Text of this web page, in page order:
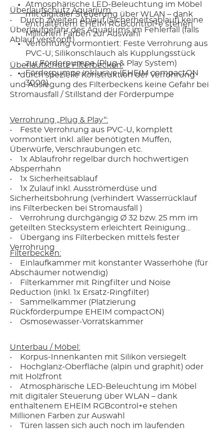
Atmosphärische LED-Beleuchtung im Möbel
mit digitaler Steuerung über WLAN – dank
enthaltenem EHEIM RGBcontrol+e stehen
Millionen Farben zur Auswahl
Verrohrung vormontiert: Feste Verrohrung aus
PVC-U; Silikonschlauch als Kupplungsstück
zur Förderpumpe (Plug & Play System)
Förderpumpe inklusive (EHEIM compactON
3000)
Überlaufschutz Aquarium:
• Durch zweiten Ablauf (Sicherheitsablauf) keine
Überlaufgefahr des Aquariums im Fehlerfall (falls
Ablauf verstopft)
Überlaufschutz Filterbecken:
• durch spezielle Konstruktion der Verrohrung
und Auslegung des Filterbeckens keine Gefahr bei
Stromausfall / Stillstand der Förderpumpe
Verrohrung „Plug & Play“:
• Feste Verrohrung aus PVC-U, komplett
vormontiert inkl. aller benötigten Muffen,
Überwürfe, Verschraubungen etc.
• 1x Ablaufrohr regelbar durch hochwertigen
Absperrhahn
• 1x Sicherheitsablauf
• 1x Zulauf inkl. Ausströmerdüse und
Sicherheitsbohrung (verhindert Wasserrücklauf
ins Filterbecken bei Stromausfall )
• Verrohrung durchgängig Ø 32 bzw. 25 mm im
geteilten Stecksystem erleichtert Reinigung
• Übergang ins Filterbecken mittels fester
Verrohrung
Filterbecken:
• Einlaufkammer mit konstanter Wasserhöhe (für
Abschäumer notwendig)
• Filterkammer mit Ringfilter und Noise
Reduction (inkl. 1x Ersatz-Ringfilter)
• Sammelkammer (Platzierung
Rückförderpumpe EHEIM compactON)
• Osmosewasser-Vorratskammer
Unterbau / Möbel:
• Korpus-Innenkanten mit Silikon versiegelt
• Hochglanz-Oberfläche (alpin und graphit) oder
mit Holzfront
• Atmosphärische LED-Beleuchtung im Möbel
mit digitaler Steuerung über WLAN – dank
enthaltenem EHEIM RGBcontrol+e stehen
Millionen Farben zur Auswahl
• Türen lassen sich auch noch im laufenden